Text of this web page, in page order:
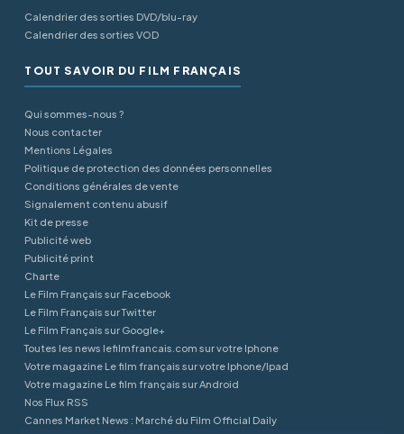
Calendrier des sorties DVD/blu-ray
Calendrier des sorties VOD
TOUT SAVOIR DU FILM FRANÇAIS
Qui sommes-nous ?
Nous contacter
Mentions Légales
Politique de protection des données personnelles
Conditions générales de vente
Signalement contenu abusif
Kit de presse
Publicité web
Publicité print
Charte
Le Film Français sur Facebook
Le Film Français sur Twitter
Le Film Français sur Google+
Toutes les news lefilmfrancais.com sur votre Iphone
Votre magazine Le film français sur votre Iphone/Ipad
Votre magazine Le film français sur Android
Nos Flux RSS
Cannes Market News : Marché du Film Official Daily